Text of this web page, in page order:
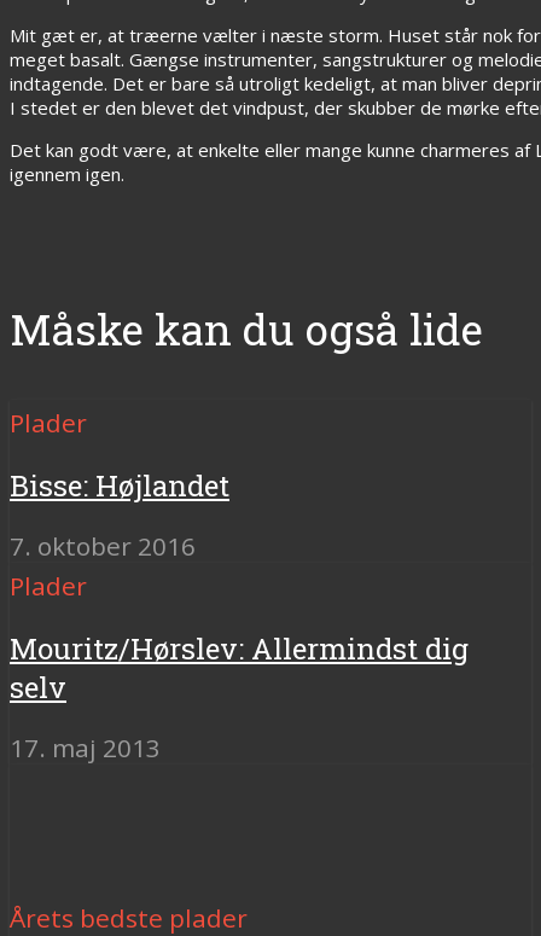
Mit gæt er, at træerne vælter i næste storm. Huset står nok for
meget basalt. Gængse instrumenter, sangstrukturer og
indtagende. Det er bare så utroligt kedeligt, at man bliver
I stedet er den blevet det vindpust, der skubber de mørke
Det kan godt være, at enkelte eller mange kunne charmeres
igennem igen.
Måske kan du også lide
Plader
Bisse: Højlandet
7. oktober 2016
Plader
Mouritz/Hørslev: Allermindst dig
selv
17. maj 2013
Årets bedste plader